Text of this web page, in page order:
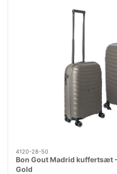
4120-28-50
Bon Gout Madrid kuffertsæt
Gold